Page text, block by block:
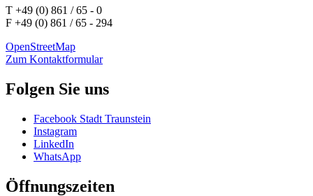
T +49 (0) 861 / 65 - 0
F +49 (0) 861 / 65 - 294
OpenStreetMap
Zum Kontaktformular
Folgen Sie uns
Facebook Stadt Traunstein
Instagram
LinkedIn
WhatsApp
Öffnungszeiten